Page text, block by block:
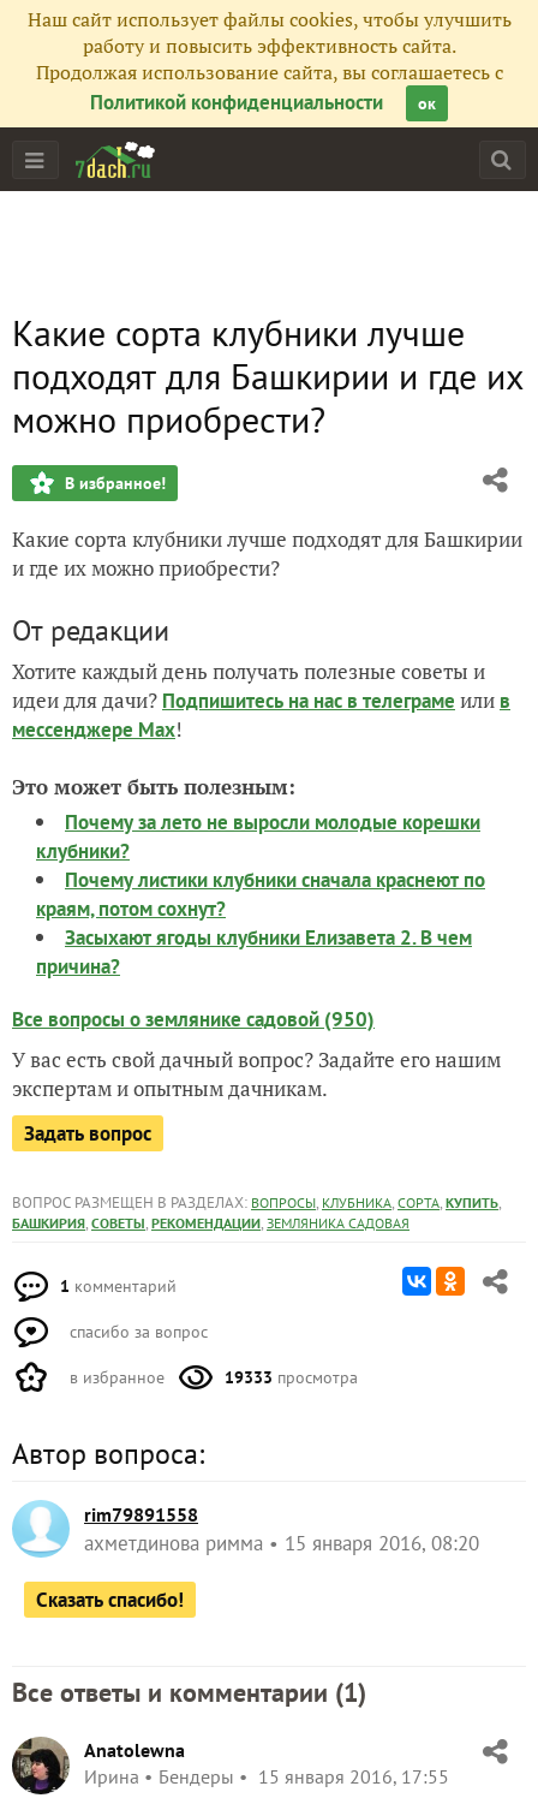
Наш сайт использует файлы cookies, чтобы улучшить
работу и повысить эффективность сайта.
Продолжая использование сайта, вы соглашаетесь с
Политикой конфиденциальности
ок
Какие сорта клубники лучше
подходят для Башкирии и где их
можно приобрести?
В избранное!
Какие сорта клубники лучше подходят для Башкирии
и где их можно приобрести?
От редакции
Хотите каждый день получать полезные советы и
идеи для дачи? Подпишитесь на нас в телеграме или в
мессенджере Max!
Это может быть полезным:
Почему за лето не выросли молодые корешки
клубники?
Почему листики клубники сначала краснеют по
краям, потом сохнут?
Засыхают ягоды клубники Елизавета 2. В чем
причина?
Все вопросы о землянике садовой (950)
У вас есть свой дачный вопрос? Задайте его нашим
экспертам и опытным дачникам.
Задать вопрос
ВОПРОС РАЗМЕЩЕН В РАЗДЕЛАХ: ВОПРОСЫ, КЛУБНИКА, СОРТА, КУПИТЬ,
БАШКИРИЯ, СОВЕТЫ, РЕКОМЕНДАЦИИ, ЗЕМЛЯНИКА САДОВАЯ
1 комментарий
спасибо за вопрос
в избранное 19333 просмотра
Автор вопроса:
rim79891558
ахметдинова римма 15 января 2016, 08:20
Сказать спасибо!
Все ответы и комментарии (1)
Anatolewna
Ирина
Бендеры 15 января 2016, 17:55